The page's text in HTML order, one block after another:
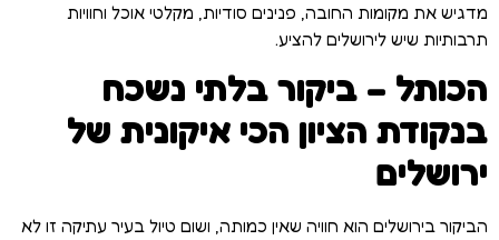
מדגיש את מקומות החובה, פנינים סודיות, מקלטי אוכל וחוויות
תרבותיות שיש לירושלים להציע.
הכותל – ביקור בלתי נשכח
בנקודת הציון הכי איקונית של
ירושלים
הביקור בירושלים הוא חוויה שאין כמותה, ושום טיול בעיר עתיקה זו לא